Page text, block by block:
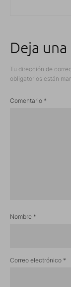
Deja
Tu dirección de
obligatorios están
Comentario *
Nombre *
Correo electrónico *